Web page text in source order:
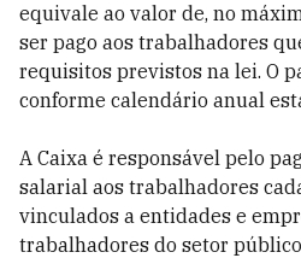
equivale ao valor de, no
ser pago aos trabalhadores
requisitos previstos na lei. O
conforme calendário anual
A Caixa é responsável pelo
salarial aos trabalhadores
vinculados a entidades e
trabalhadores do setor